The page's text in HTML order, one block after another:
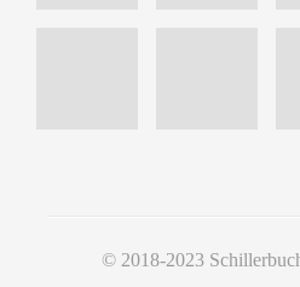
© 2018-2023